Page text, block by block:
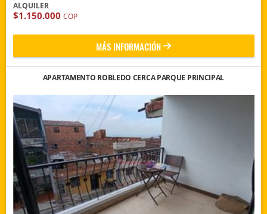
ALQUILER
$1.150.000 COP
MÁS INFORMACIÓN
APARTAMENTO ROBLEDO CERCA PARQUE PRINCIPAL